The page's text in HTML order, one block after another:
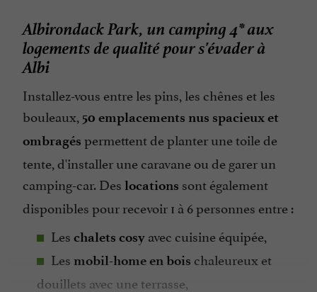
Plats cuisinés à emporter
Restaurant
Salle de Séminaire
Sauna / Hammam
Snack
Spa
Station Service Camping-cars
Sèche Linge
Terrasse
Albirondack Park, un camping 4* aux
logements de qualité pour s'évader à
Albi
Installez-vous entre les pins, les chênes et les
bouleaux, 50 emplacements nus spacieux et
ombragés permettent de planter une toile de
tente, d'installer une caravane ou de garer un
camping-car. Des locations sont également
disponibles pour recevoir 1 à 6 personnes entre :
Les chalets cosy avec cuisine équipée,
Les mobil-home en bois chaleureux et
douillets avec une terrasse,